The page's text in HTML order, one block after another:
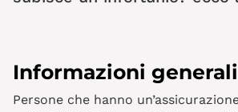
Informazioni generali
Persone che hanno